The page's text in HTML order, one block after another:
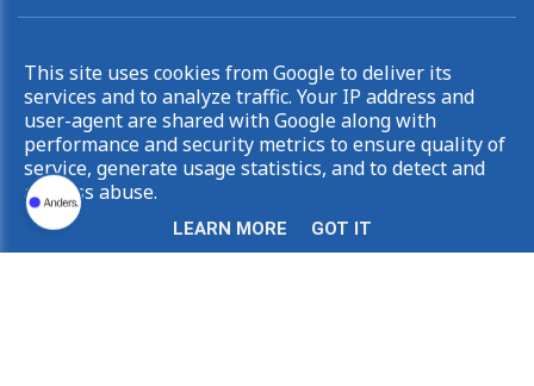
Privacy & Cookies | UP-TO-DATE WebDesign
This site uses cookies from Google to deliver its
services and to analyze traffic. Your IP address and
user-agent are shared with Google along with
performance and security metrics to ensure quality of
service, generate usage statistics, and to detect and
address abuse.
LEARN MORE GOT IT